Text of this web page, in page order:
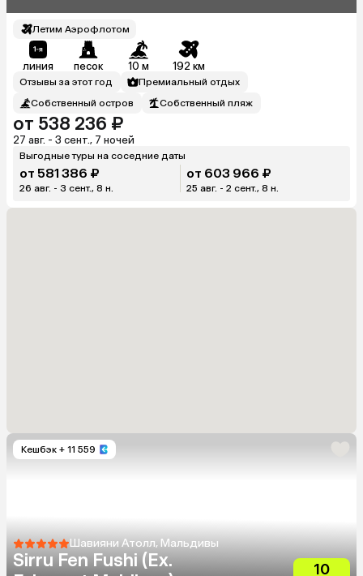
Летим Аэрофлотом
линия песок 10 м 192 км
Отзывы за этот год
Премиальный отдых
Собственный остров
Собственный пляж
от 538 236 ₽
27 авг. - 3 сент., 7 ночей
Выгодные туры на соседние даты
от 581 386 ₽
26 авг. - 3 сент., 8 н.
от 603 966 ₽
25 авг. - 2 сент., 8 н.
Кешбэк + 11 559
Шавияни Атолл, Мальдивы
Sirru Fen Fushi (Ex.
10